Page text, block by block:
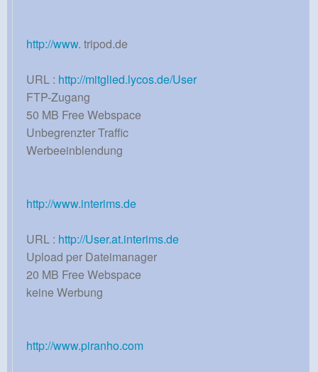
http://www. tripod.de
URL : http://mitglied.lycos.de/User
FTP-Zugang
50 MB Free Webspace
Unbegrenzter Traffic
Werbeeinblendung
http://www.interims.de
URL : http://User.at.interims.de
Upload per Dateimanager
20 MB Free Webspace
keine Werbung
http://www.piranho.com